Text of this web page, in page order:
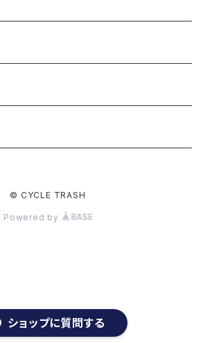
ショップに質問する
© CYCLE TRASH
Powered by